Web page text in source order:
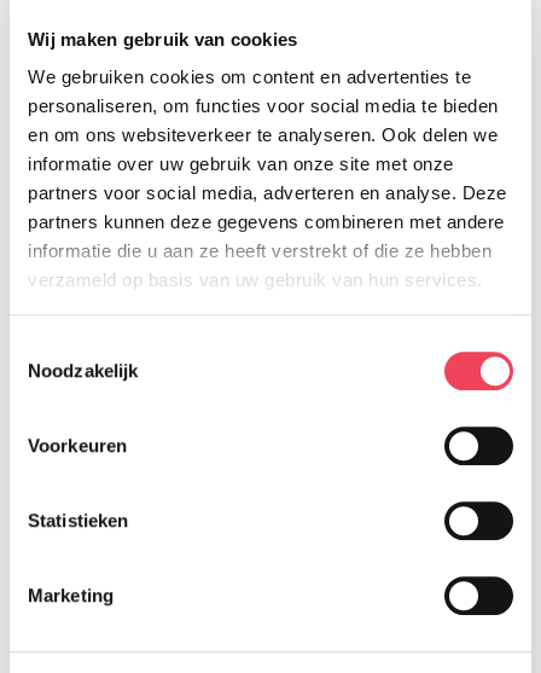
Wij maken gebruik van cookies
We gebruiken cookies om content en advertenties te
personaliseren, om functies voor social media te bieden
en om ons websiteverkeer te analyseren. Ook delen we
informatie over uw gebruik van onze site met onze
partners voor social media, adverteren en analyse. Deze
partners kunnen deze gegevens combineren met andere
informatie die u aan ze heeft verstrekt of die ze hebben
verzameld op basis van uw gebruik van hun services.
Noodzakelijk
Voorkeuren
Statistieken
Marketing
Oogverwijdering
Als je voor een oogverwijdering staat, heb je vaak
veel vragen. Wat gaat er precies gebeuren? Wat
zijn de gevolgen van de operatie? Naar welke arts
moet ik gaan?